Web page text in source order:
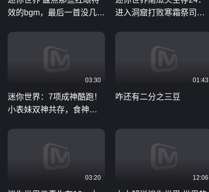
效的bgm，最后一首没几个
进入洞窟打败寒霜祭司，
03:30
迷你世界：7项成神酷跑！
小表妹双神共存，食神用
01:43
咋还有二分之三豆
03:20 12:06